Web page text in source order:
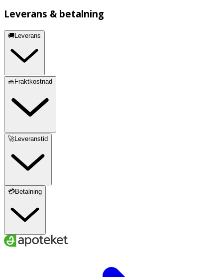
Leverans & betalning
🚚Leverans
🧺Fraktkostnad
🚀Leveranstid
💳Betalning